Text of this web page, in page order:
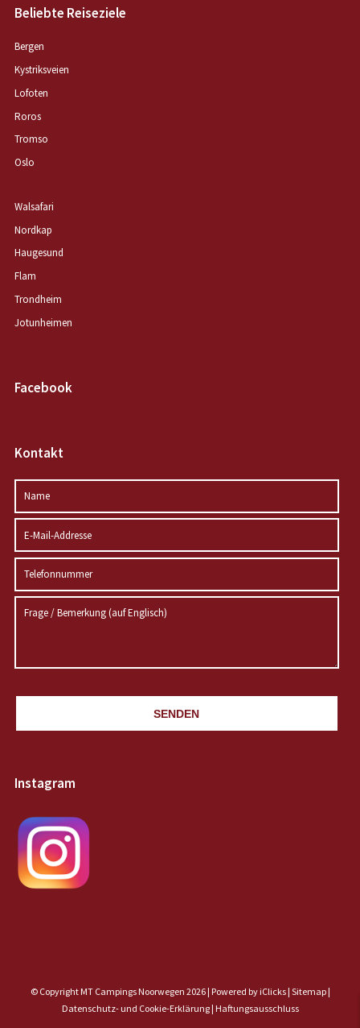
Beliebte Reiseziele
Bergen
Kystriksveien
Lofoten
Roros
Tromso
Oslo
Walsafari
Nordkap
Haugesund
Flam
Trondheim
Jotunheimen
Facebook
Kontakt
SENDEN
Instagram
© Copyright MT Campings Noorwegen 2026 | Powered by iClicks| Sitemap|
Datenschutz- und Cookie-Erklärung | Haftungsausschluss